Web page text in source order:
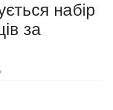
набір
за